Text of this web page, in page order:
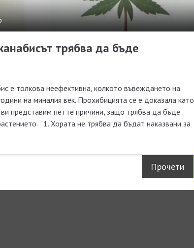
трябва да бъде
е толкова неефективна, колкото въвеждането на
на миналия век. Прохибицията се е доказала като
представим петте причини, защо трябва да бъде
1. Хората не трябва да бъдат наказвани за
Прочети